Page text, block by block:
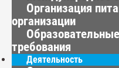
Организация
организации
требования
Деятельность